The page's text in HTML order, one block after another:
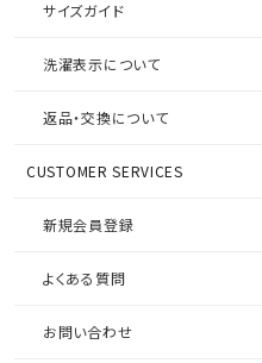
サイズガイド
洗濯表示について
返品・交換について
CUSTOMER SERVICES
新規会員登録
よくある質問
お問い合わせ